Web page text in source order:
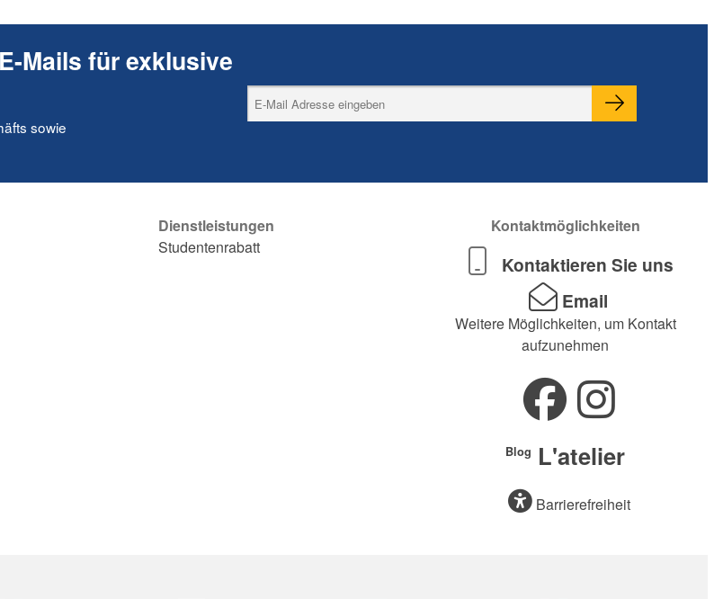
Mails für exklusive
sowie
Kontaktmöglichkeiten
Kontaktieren Sie uns
Email
Weitere Möglichkeiten, um Kontakt
aufzunehmen
Blog L'atelier
Barrierefreiheit
Dienstleistungen
Studentenrabatt